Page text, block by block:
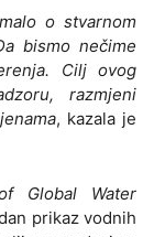
o stvarnom
bismo nečime
Cilj ovog
razmjeni
, kazala je
Global Water
prikaz vodnih